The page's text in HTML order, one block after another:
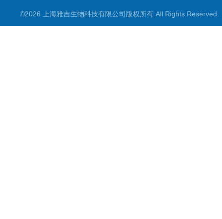
©2026 上海雅吉生物科技有限公司版权所有 All Rights